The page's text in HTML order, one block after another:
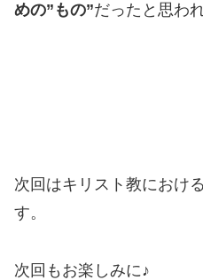
めの”もの”だったと思わ
次回はキリスト教におけ
す。
次回もお楽しみに♪